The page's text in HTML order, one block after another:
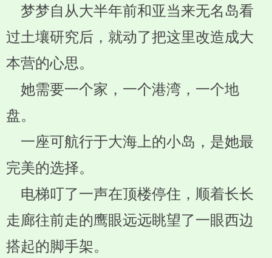
梦梦自从大半年前和亚当来无名岛看
过土壤研究后，就动了把这里改造成大
本营的心思。
她需要一个家，一个港湾，一个地
盘。
一座可航行于大海上的小岛，是她最
完美的选择。
电梯叮了一声在顶楼停住，顺着长长
走廊往前走的鹰眼远远眺望了一眼西边
搭起的脚手架。